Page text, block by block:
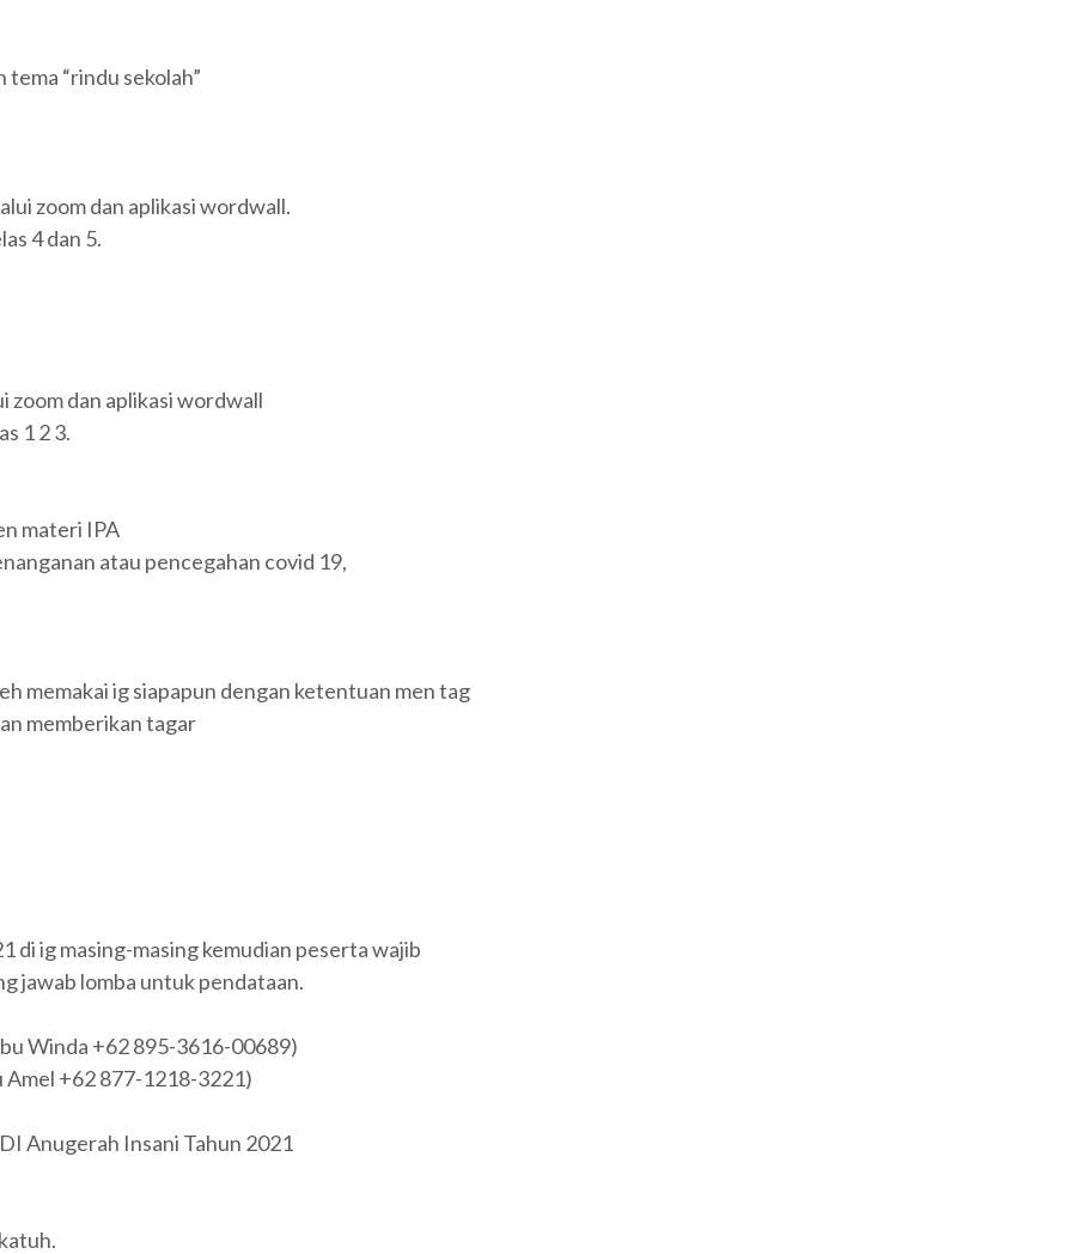
tema “rindu sekolah”
zoom dan aplikasi wordwall.
4 dan 5.
zoom dan aplikasi wordwall
1 2 3.
materi IPA
atau pencegahan covid 19,
memakai ig siapapun dengan ketentuan men tag
memberikan tagar
di ig masing-masing kemudian peserta wajib
jawab lomba untuk pendataan.
Winda +62 895-3616-00689)
Amel +62 877-1218-3221)
Anugerah Insani Tahun 2021